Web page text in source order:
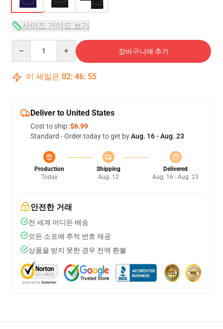
사이즈 가이드 보기
장바구니에 추가
이 세일은 02: 46: 54
Deliver to United States
Cost to ship:$6.99
Standard - Order today to get byAug. 16 - Aug. 23
Production
Today
Shipping
Aug. 12
Delivered
Aug. 16 - Aug. 23
안전한 거래
전 세계 어디든 배송
모든 소포에 추적 번호 제공
상품을 받지 못한 경우 전액 환불